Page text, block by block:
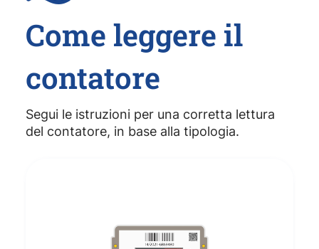
Come leggere il
contatore
Segui le istruzioni per una corretta lettura
del contatore, in base alla tipologia.